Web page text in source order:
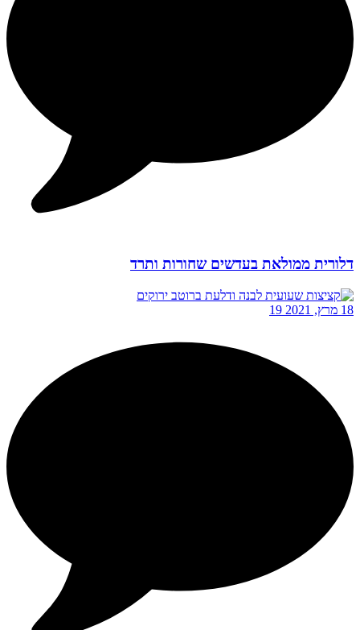
דלורית ממולאת בעדשים שחורות ותרד
18 מרץ, 2021 19